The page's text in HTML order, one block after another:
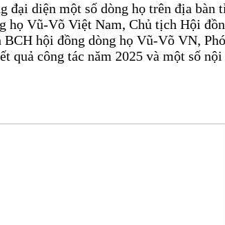
đại diện một số dòng họ trên địa
Vũ-Võ Việt Nam, Chủ tịch Hội
hội đồng dòng họ Vũ-Võ VN,
quả công tác năm 2025 và một số